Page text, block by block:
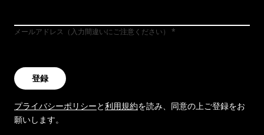
メールアドレス（入力間違いにご注意ください）
登録
プライバシーポリシーと利用規約を読み、同意の上ご登録をお
願いします。